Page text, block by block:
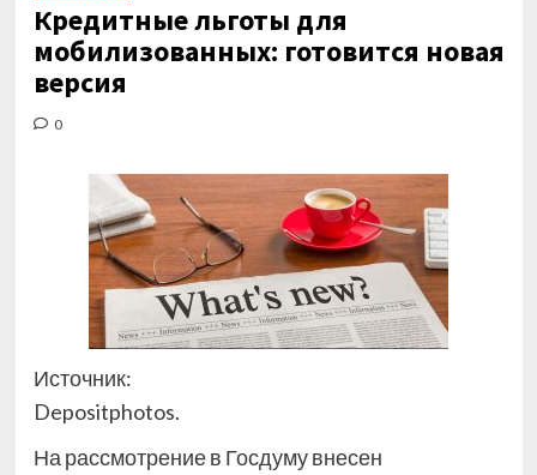
Кредитные льготы для
мобилизованных: готовится новая
версия
0
Источник:
Depositphotos.
На рассмотрение в Госдуму внесен